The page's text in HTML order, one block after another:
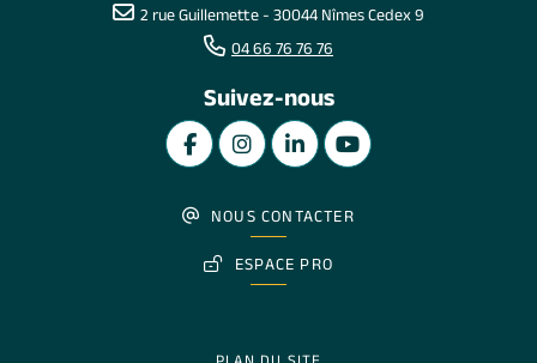
2 rue Guillemette - 30044 Nîmes Cedex 9
04 66 76 76 76
Suivez-nous
NOUS CONTACTER
ESPACE PRO